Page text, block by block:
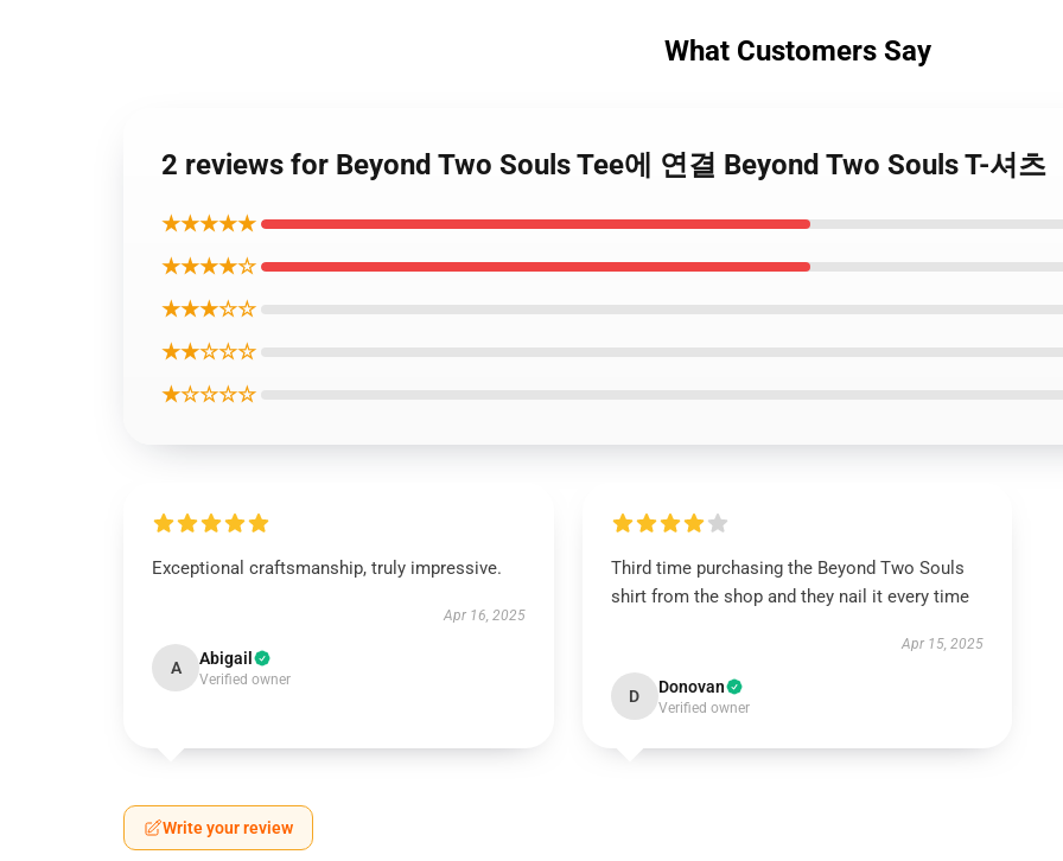
What Customers Say
2 reviews for Beyond Two Souls Tee에 연결 Beyond Two Souls T-셔츠
★★★★★
★★★★☆
★★★☆☆
★★☆☆☆
★☆☆☆☆
Exceptional craftsmanship, truly impressive.
Apr 16, 2025
A Abigail
Verified owner
Third time purchasing the Beyond Two Souls
shirt from the shop and they nail it every time
Apr 15, 2025
D Donovan
Verified owner
Write your review